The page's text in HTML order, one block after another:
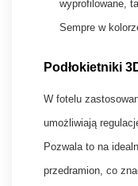
wyprofilowane,
Sempre w
Podłokietniki
W fotelu
umożliwiają
Pozwala to na
przedramion, co